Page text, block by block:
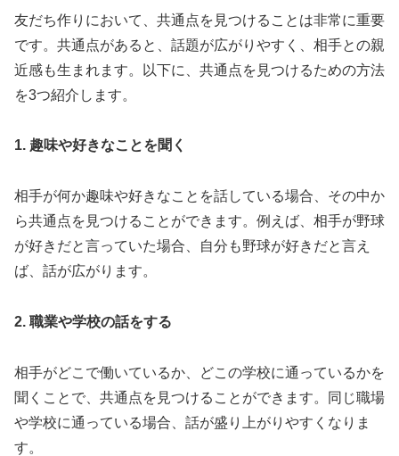
友だち作りにおいて、共通点を見つけることは非常に重要
です。共通点があると、話題が広がりやすく、相手との親
近感も生まれます。以下に、共通点を見つけるための方法
を3つ紹介します。
1. 趣味や好きなことを聞く
相手が何か趣味や好きなことを話している場合、その中か
ら共通点を見つけることができます。例えば、相手が野球
が好きだと言っていた場合、自分も野球が好きだと言え
ば、話が広がります。
2. 職業や学校の話をする
相手がどこで働いているか、どこの学校に通っているかを
聞くことで、共通点を見つけることができます。同じ職場
や学校に通っている場合、話が盛り上がりやすくなりま
す。